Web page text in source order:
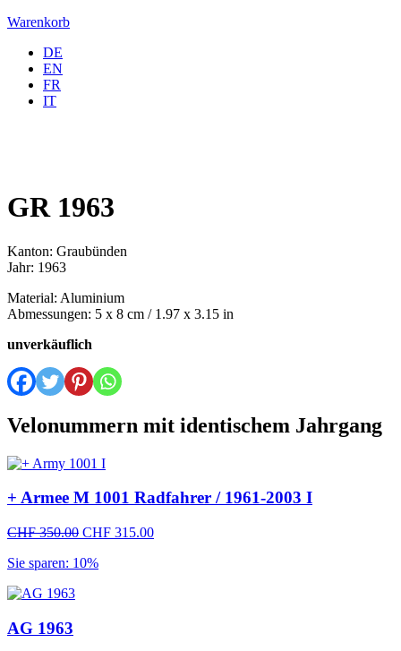
Warenkorb
DE
EN
FR
IT
GR 1963
Kanton: Graubünden
Jahr: 1963
Material: Aluminium
Abmessungen: 5 x 8 cm / 1.97 x 3.15 in
unverkäuflich
Velonummern mit identischem Jahrgang
+ Armee M 1001 Radfahrer / 1961-2003 I
CHF350.00 Ursprünglicher
war:
CHF 315.00Aktueller
Sie sparen: 10%
AG 1963